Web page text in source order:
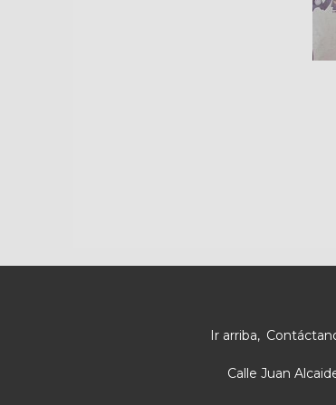
Ir arriba
Calle Juan